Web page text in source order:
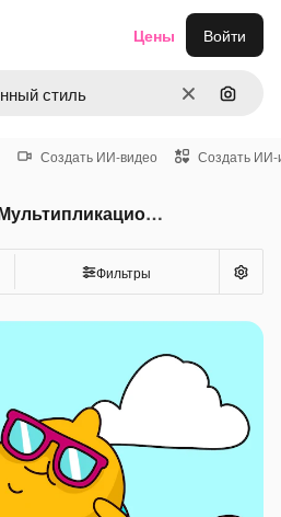
ОчиститьПоиск
Цены Войти
Создать ИИ-видео Создать ИИ-
Векторы По Запросу Мультипликационный стиль
Фильтры